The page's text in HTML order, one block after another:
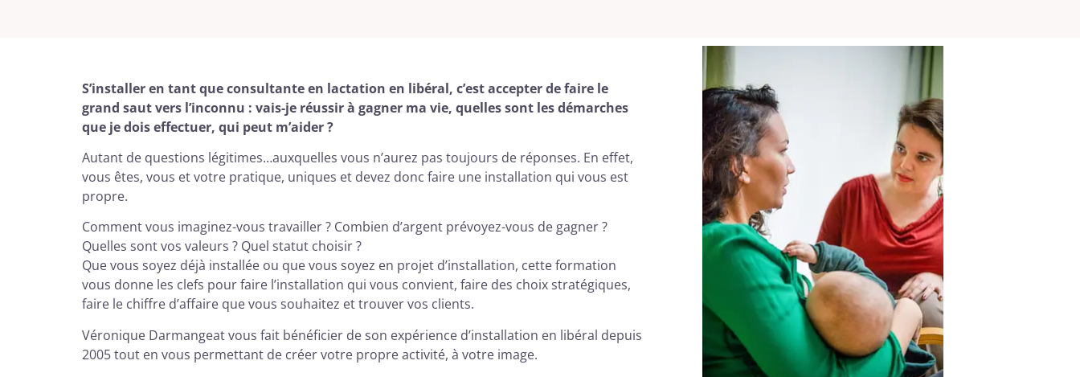
S’installer en tant que consultante en lactation en libéral, c’est accepter de faire le
grand saut vers l’inconnu : vais-je réussir à gagner ma vie, quelles sont les démarches
que je dois effectuer, qui peut m’aider ?
Autant de questions légitimes…auxquelles vous n’aurez pas toujours de réponses. En effet,
vous êtes, vous et votre pratique, uniques et devez donc faire une installation qui vous est
propre.
Comment vous imaginez-vous travailler ? Combien d’argent prévoyez-vous de gagner ?
Quelles sont vos valeurs ? Quel statut choisir ?
Que vous soyez déjà installée ou que vous soyez en projet d’installation, cette formation
vous donne les clefs pour faire l’installation qui vous convient, faire des choix stratégiques,
faire le chiffre d’affaire que vous souhaitez et trouver vos clients.
Véronique Darmangeat vous fait bénéficier de son expérience d’installation en libéral depuis
2005 tout en vous permettant de créer votre propre activité, à votre image.